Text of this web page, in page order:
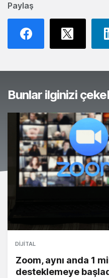
Paylaş
Bunlar ilginizi
DIJITAL
Zoom, aynı anda 1
desteklemeye